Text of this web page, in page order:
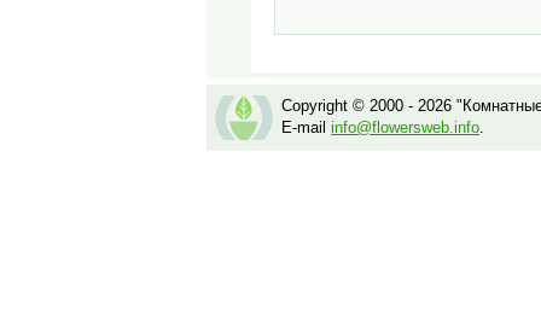
Copyright © 2000 - 2026
E-mail info@flowersweb.info.